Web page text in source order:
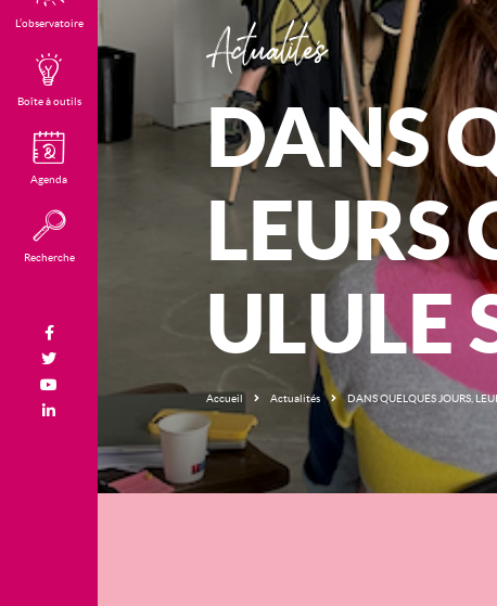
Actualités
DANS
LEURS
ULULE
Accueil Actualités DANS QUELQUES JOURS,
L’observatoire
Boîte à outils
Agenda
Recherche
Facebook
Twitter
LinkedIn